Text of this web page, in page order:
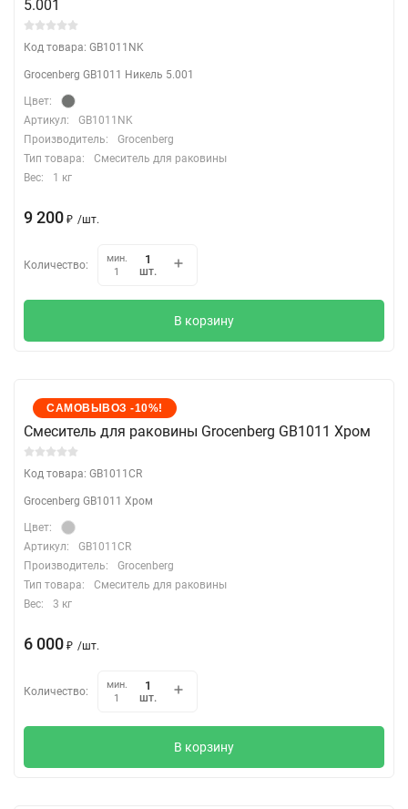
5.001
Код товара: GB1011NK
Grocenberg GB1011 Никель 5.001
Цвет:
Артикул:
GB1011NK
Производитель:
Grocenberg
Тип товара:
Смеситель для раковины
Вес:
1 кг
9 200 ₽ /шт.
Количество:
мин.
1
шт.
В корзину
САМОВЫВОЗ -10%!
Cмеситель для раковины Grocenberg GB1011 Хром
Код товара: GB1011CR
Grocenberg GB1011 Хром
Цвет:
Артикул:
GB1011CR
Производитель:
Grocenberg
Тип товара:
Смеситель для раковины
Вес:
3 кг
6 000 ₽ /шт.
Количество:
мин.
1
шт.
В корзину